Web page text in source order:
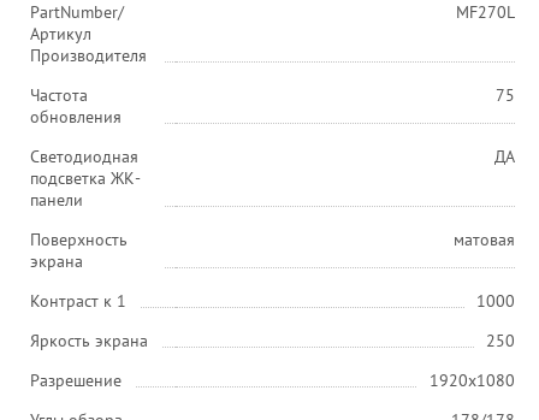
PartNumber/
Артикул
Производителя
MF270L
Частота
обновления
75
Светодиодная
подсветка ЖК-
панели
ДА
Поверхность
экрана
матовая
Контраст к 1
1000
Яркость экрана
250
Разрешение
1920x1080